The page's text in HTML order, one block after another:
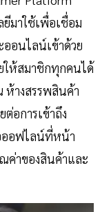
มาใช้เพื่อเชื่อม
อนไลน์เข้าด้วย
ให้สมาชิกทุกคนได้
ห้างสรรพสินค้า
อการเข้าถึง
ออฟไลน์ที่หน้า
ค่าของสินค้าและ